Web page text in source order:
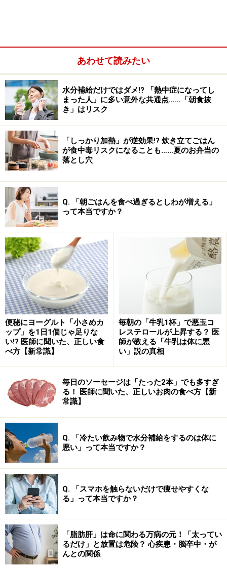
お餅は、温度が下がるとかたくなりはじめ、粘ってくっつき
やすくなります。
餅は、体温に近い40℃以下に下がるとかたくなる特性が
あります。たとえ熱々に調理されたお餅も、冬は室温が
低いですし、口に入れて体温より低い温度になると硬く
なります。また口の中で、喉の粘膜などにくっつきやす
くなります。気道の入り口に餅がくっつき剥がれない場
合、窒息につながることがあるのです。
一方、口腔内や喉の機能は、加齢とともに変化してきま
す。歯が抜けたり、入れ歯になることで噛む機能が低下
し、また唾液の分泌量が減ることで、食べ物が飲み込み
難くなります。他にも口腔内の感覚が低下したり、加齢
気道を塞ぎきれずに、食べ物が気道に入り込みやすくな
るなど、食べ物を食べて飲み込むための機能が低下しま
す。
お餅が硬くなってくっつきやすくなるという特性と、高
齢者の食べ物を飲み込む機能が低下するという傾向によ
り、高齢者のお餅の窒息事故が起こりやすくなるという
ことです。
もちろん、噛む機能が未熟な幼児や、大人でもドライマ
あわせて読みたい
水分補給だけではダメ!? 「熱中症になってし
まった人」に多い意外な共通点……「朝食抜
き」はリスク
「しっかり加熱」が逆効果!? 炊き立てごはん
が食中毒リスクになることも……夏のお弁当の
落とし穴
Q. 「朝ごはんを食べ過ぎるとしわが増える」
って本当ですか？
便秘にヨーグルト「小さめカ
ップ」を1日1個じゃ足りな
い!? 医師に聞いた、正しい食
べ方【新常識】
毎朝の「牛乳1杯」で悪玉コ
レステロールが上昇する？ 医
師が教える「牛乳は体に悪
い」説の真相
毎日のソーセージは「たった2本」でも多すぎ
る！ 医師に聞いた、正しいお肉の食べ方【新
常識】
Q. 「冷たい飲み物で水分補給をするのは体に
悪い」って本当ですか？
Q. 「スマホを触らないだけで痩せやすくな
る」って本当ですか？
「脂肪肝」は命に関わる万病の元！「太ってい
るだけ」と放置は危険？ 心疾患・脳卒中・が
んとの関係